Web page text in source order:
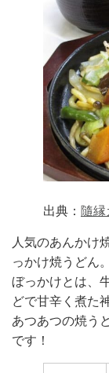
出典： 隨縁
人気のあんかけ
っかけ焼うどん。
ぼっかけとは、​​
どで甘辛く煮た
あつあつの焼う
です！